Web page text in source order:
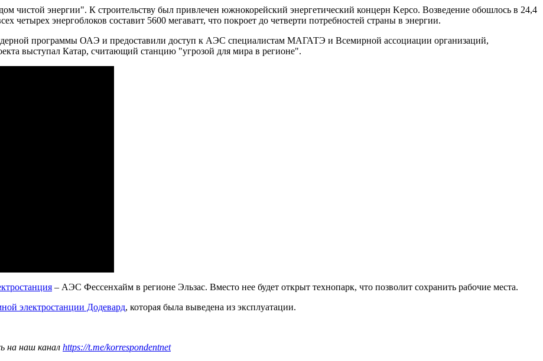
чистой энергии". К строительству был привлечен южнокорейский энергетический концерн Kepco. Возведение обошлось в 24,4
четырех энергоблоков составит 5600 мегаватт, что покроет до четверти потребностей страны в энергии.
программы ОАЭ и предоставили доступ к АЭС специалистам МАГАТЭ и Всемирной ассоциации организаций,
выступал Катар, считающий станцию "угрозой для мира в регионе".
– АЭС Фессенхайм в регионе Эльзас. Вместо нее будет открыт технопарк, что позволит сохранить рабочие места.
электростанции Додевард, которая была выведена из эксплуатации.
на наш канал https://t.me/korrespondentnet